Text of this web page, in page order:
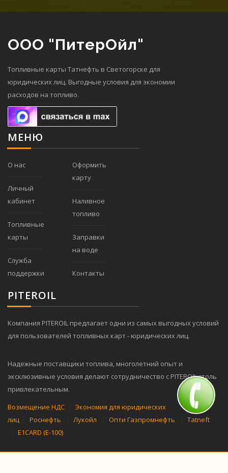
ООО "ПитерОйл"
Топливные карты Татнефть в Светогорске для
юридических лиц. Выгодные условия для экономии
расходов на топливо.
МЕНЮ
О нас
Личный
кабинет
Топливные
карты
Служба
поддержки
Оформить
карту
Наливное
топливо
Заправки
на воде
Контакты
PITEROIL
Компания PITEROIL предлагает одни из самых выгодных условий
для пользователей топливных карт - юридических лиц.
Надежные поставщики топлива, многолетний опыт и
эксклюзивные условия делают сотрудничество с PITEROIL столь
привлекательным.
Возмещение НДС
Экономия для юридических
лиц
Роснефть Лукойл Опти Газпромнефть Tatneft
E1CARD (Е-100)